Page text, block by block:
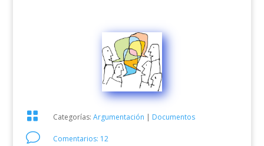
 Categorías: Argumentación | Documentos
v Comentarios: 12